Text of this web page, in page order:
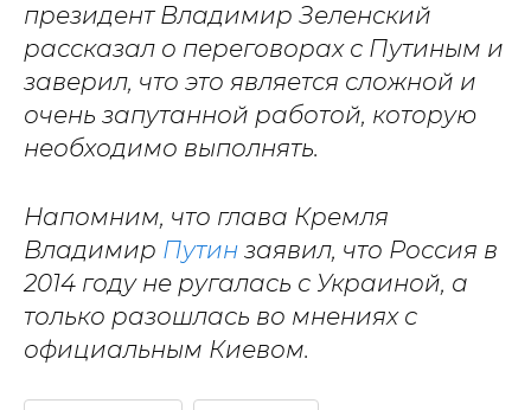
президент Владимир Зеленский
рассказал о переговорах с Путиным и
заверил, что это является сложной и
очень запутанной работой, которую
необходимо выполнять.
Напомним, что глава Кремля
Владимир Путин заявил, что Россия в
2014 году не ругалась с Украиной, а
только разошлась во мнениях с
официальным Киевом.